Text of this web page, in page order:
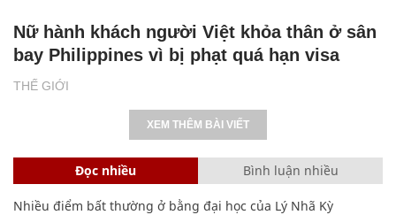
THẾ GIỚI
Nữ hành khách người Việt khỏa thân ở sân
bay Philippines vì bị phạt quá hạn visa
XEM THÊM BÀI VIẾT
Đọc nhiều Bình luận nhiều
Nhiều điểm bất thường ở bằng đại học của Lý Nhã Kỳ